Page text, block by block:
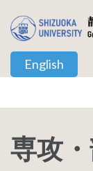
ン
ッ
English
静岡大
専攻